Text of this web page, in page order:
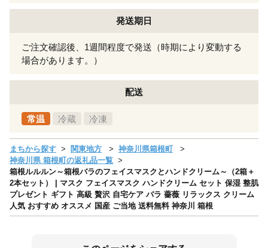
発送期日
ご注文確認後、1週間程度で発送（時期により変動する
場合があります。）
配送
常温 冷蔵 冷凍
まちから探す 関東地方
神奈川県箱根町
神奈川県 箱根町の返礼品一覧
箱根ルルルン～箱根バラのフェイスマスクとハンドクリーム～（2箱＋
2本セット） | マスク フェイスマスク ハンドクリーム セット 保湿 整肌
プレゼント ギフト 高級 贅沢 自宅ケア バラ 薔薇 リラックス クリーム
人気 おすすめ オススメ 国産 ご当地 送料無料 神奈川 箱根